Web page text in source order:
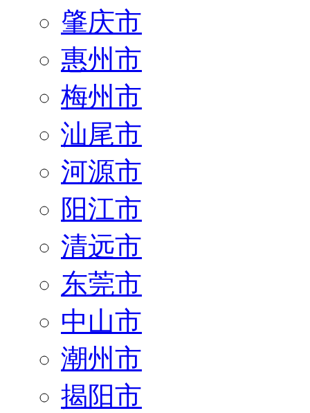
肇庆市
惠州市
梅州市
汕尾市
河源市
阳江市
清远市
东莞市
中山市
潮州市
揭阳市